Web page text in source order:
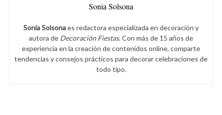
Sonia Solsona
Sonia Solsonaes redactora especializada en decoración y
autora de Decoración Fiestas. Con más de 15 años de
experiencia en la creación de contenidos online, comparte
tendencias y consejos prácticos para decorar celebraciones de
todo tipo.